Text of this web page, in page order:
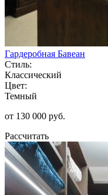
Гардеробная Бавеан
Стиль:
Классический
Цвет:
Темный
от 130 000 руб.
Рассчитать